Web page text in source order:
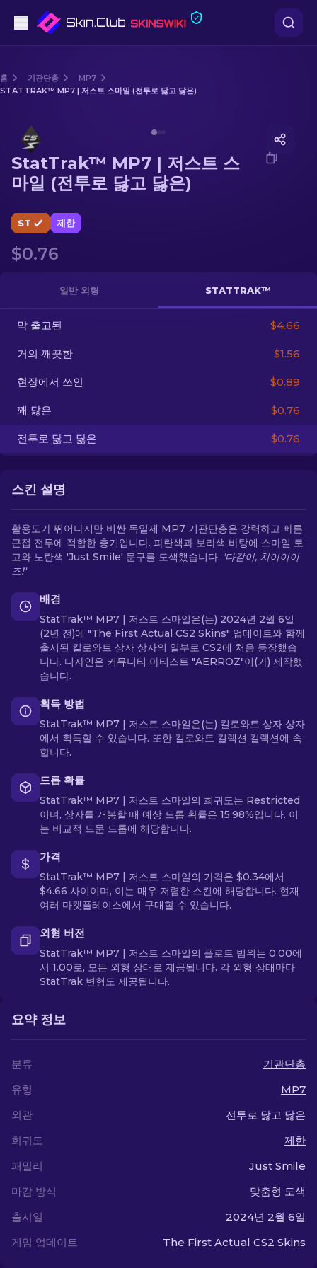
중간 등급
저격소총
장갑
KO
홈 기관단총
MP7
STATTRAK™ MP7 | 저스트 스마일 (전투로 닳고 닳은)
StatTrak™ MP7 | 저스트 스
마일 (전투로 닳고 닳은)
ST 제한
$0.76
일반 외형 STATTRAK™
막 출고된 $4.66
거의 깨끗한 $1.56
현장에서 쓰인 $0.89
꽤 닳은 $0.76
전투로 닳고 닳은 $0.76
스킨 설명
활용도가 뛰어나지만 비싼 독일제 MP7 기관단총은 강력하고 빠른
근접 전투에 적합한 총기입니다. 파란색과 보라색 바탕에 스마일 로
고와 노란색 'Just Smile' 문구를 도색했습니다. '다같이, 치이이이
즈!'
배경
StatTrak™ MP7 | 저스트 스마일은(는) 2024년 2월 6일
(2년 전)에 "The First Actual CS2 Skins" 업데이트와 함께
출시된 킬로와트 상자 상자의 일부로 CS2에 처음 등장했습
니다. 디자인은 커뮤니티 아티스트 "AERROZ"이(가) 제작했
습니다.
획득 방법
StatTrak™ MP7 | 저스트 스마일은(는) 킬로와트 상자 상자
에서 획득할 수 있습니다. 또한 킬로와트 컬렉션 컬렉션에 속
합니다.
드롭 확률
StatTrak™ MP7 | 저스트 스마일의 희귀도는 Restricted
이며, 상자를 개봉할 때 예상 드롭 확률은 15.98%입니다. 이
는 비교적 드문 드롭에 해당합니다.
가격
StatTrak™ MP7 | 저스트 스마일의 가격은 $0.34에서
$4.66 사이이며, 이는 매우 저렴한 스킨에 해당합니다. 현재
여러 마켓플레이스에서 구매할 수 있습니다.
외형 버전
StatTrak™ MP7 | 저스트 스마일의 플로트 범위는 0.00에
서 1.00로, 모든 외형 상태로 제공됩니다. 각 외형 상태마다
StatTrak 변형도 제공됩니다.
요약 정보
분류
기관단총
유형
MP7
외관
전투로 닳고 닳은
희귀도
제한
패밀리
Just Smile
마감 방식
맞춤형 도색
출시일
2024년 2월 6일
게임 업데이트
The First Actual CS2 Skins